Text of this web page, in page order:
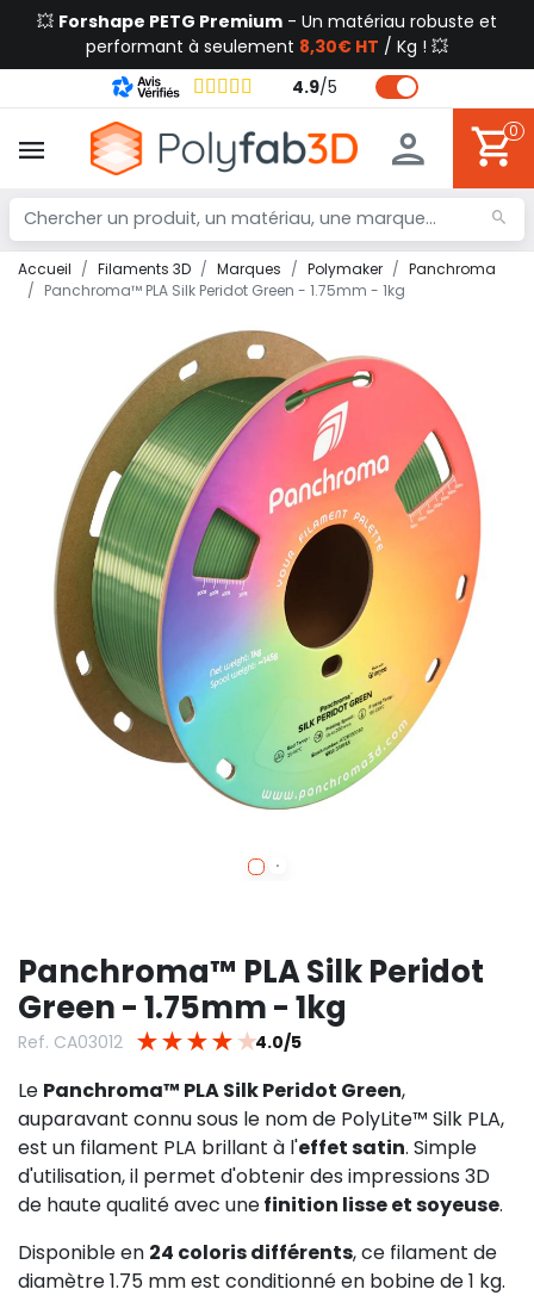
💥 Forshape PETG Premium - Un matériau robuste et
performant à seulement 8,30€ HT / Kg ! 💥
4.9/5
0
Accueil Filaments 3D Marques Polymaker
Panchroma
Panchroma™ PLA Silk Peridot Green - 1.75mm - 1kg
Panchroma™ PLA Silk Peridot
Green - 1.75mm - 1kg
Ref. CA03012 ★ ★ ★ ★ ★4.0/5
Le Panchroma™ PLA Silk Peridot Green,
auparavant connu sous le nom de PolyLite™ Silk PLA,
est un filament PLA brillant à l'effet satin. Simple
d'utilisation, il permet d'obtenir des impressions 3D
de haute qualité avec unefinition lisse et soyeuse.
Disponible en 24 coloris différents, ce filament de
diamètre 1.75 mm est conditionné en bobine de 1 kg.